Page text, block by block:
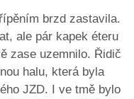
brzd zastavila.
ale pár kapek éteru
zase uzemnilo. Řidič
halu, která byla
JZD. I ve tmě bylo